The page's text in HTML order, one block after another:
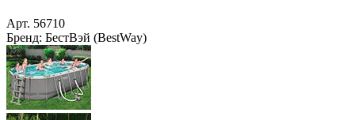
Арт. 56710
Бренд: БестВэй (BestWay)